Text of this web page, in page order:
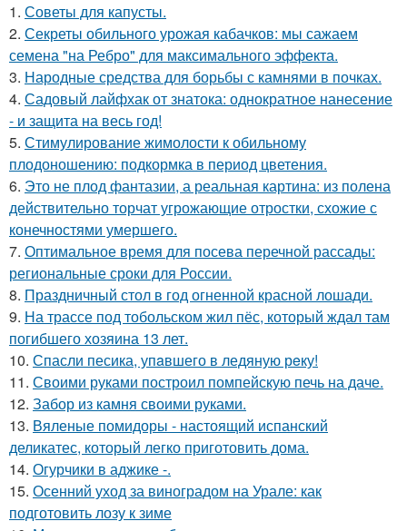
1. Советы для капусты.
2. Секреты обильного урожая кабачков: мы сажаем
семена "на Ребро" для максимального эффекта.
3. Народные средства для борьбы с камнями в почках.
4. Садовый лайфхак от знатока: однократное нанесение
- и защита на весь год!
5. Стимулирование жимолости к обильному
плодоношению: подкормка в период цветения.
6. Это не плод фантазии, а реальная картина: из полена
действительно торчат угрожающие отростки, схожие с
конечностями умершего.
7. Оптимальное время для посева перечной рассады:
региональные сроки для России.
8. Праздничный стол в год огненной красной лошади.
9. На трассе под тобольском жил пёс, который ждал там
погибшего хозяина 13 лет.
10. Спасли песика, упaвшего в ледяную рeку!
11. Своими руками построил помпейскую печь на даче.
12. Забор из камня своими руками.
13. Вяленые помидоры - настоящий испанский
деликатес, который легко приготовить дома.
14. Огурчики в аджике -.
15. Осенний уход за виноградом на Урале: как
подготовить лозу к зиме